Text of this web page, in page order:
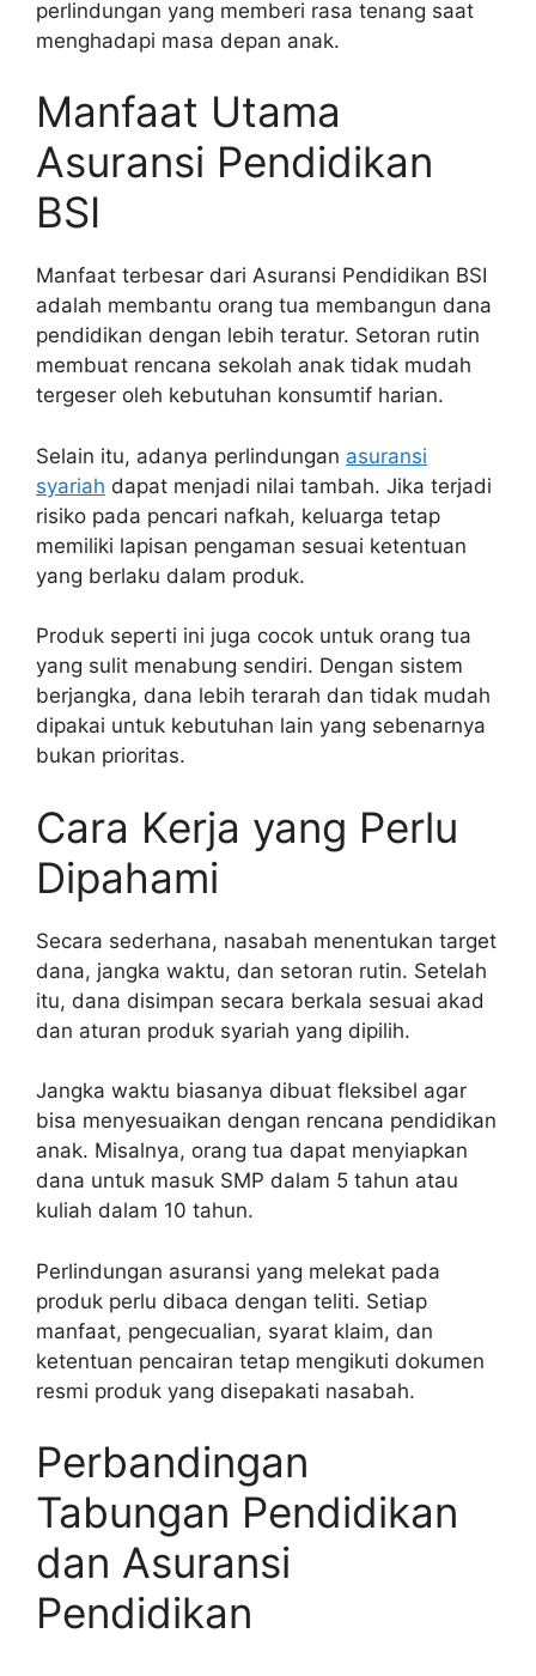
perlindungan yang memberi rasa tenang saat
menghadapi masa depan anak.
Manfaat Utama
Asuransi Pendidikan
BSI
Manfaat terbesar dari Asuransi Pendidikan BSI
adalah membantu orang tua membangun dana
pendidikan dengan lebih teratur. Setoran rutin
membuat rencana sekolah anak tidak mudah
tergeser oleh kebutuhan konsumtif harian.
Selain itu, adanya perlindungan asuransi
syariah dapat menjadi nilai tambah. Jika terjadi
risiko pada pencari nafkah, keluarga tetap
memiliki lapisan pengaman sesuai ketentuan
yang berlaku dalam produk.
Produk seperti ini juga cocok untuk orang tua
yang sulit menabung sendiri. Dengan sistem
berjangka, dana lebih terarah dan tidak mudah
dipakai untuk kebutuhan lain yang sebenarnya
bukan prioritas.
Cara Kerja yang Perlu
Dipahami
Secara sederhana, nasabah menentukan target
dana, jangka waktu, dan setoran rutin. Setelah
itu, dana disimpan secara berkala sesuai akad
dan aturan produk syariah yang dipilih.
Jangka waktu biasanya dibuat fleksibel agar
bisa menyesuaikan dengan rencana pendidikan
anak. Misalnya, orang tua dapat menyiapkan
dana untuk masuk SMP dalam 5 tahun atau
kuliah dalam 10 tahun.
Perlindungan asuransi yang melekat pada
produk perlu dibaca dengan teliti. Setiap
manfaat, pengecualian, syarat klaim, dan
ketentuan pencairan tetap mengikuti dokumen
resmi produk yang disepakati nasabah.
Perbandingan
Tabungan Pendidikan
dan Asuransi
Pendidikan